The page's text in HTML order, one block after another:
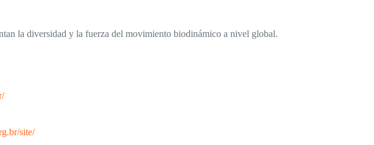
la diversidad y la fuerza del movimiento biodinámico a nivel global.
site/